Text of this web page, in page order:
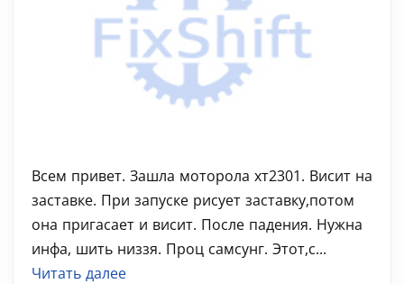
Всем привет. Зашла моторола хт2301. Висит на
заставке. При запуске рисует заставку,потом
она пригасает и висит. После падения. Нужна
инфа, шить низзя. Проц самсунг. Этот,с...
Читать далее